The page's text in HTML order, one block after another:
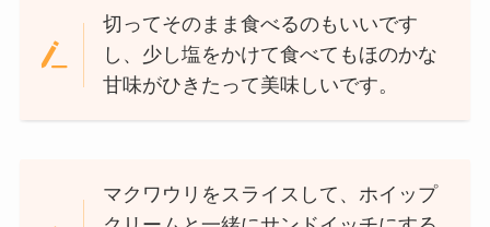
切ってそのまま食べるのもいいです
し、少し塩をかけて食べてもほのかな
甘味がひきたって美味しいです。
マクワウリをスライスして、ホイップ